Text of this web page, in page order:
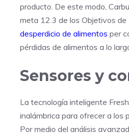
producto. De este modo,
meta 12.3 de los Objetivos de
desperdicio de alimentos per
pérdidas de alimentos a lo
Sensores y
La tecnología inteligente
inalámbrica para ofrecer a los
Por medio del análisis